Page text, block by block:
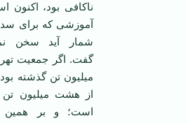
نا‌کافی بود، اکنون
آموزشی که برای
شمار آید سخن
میلیون تن گذشته
از هشت میلیون تن
است؛ و بر همین